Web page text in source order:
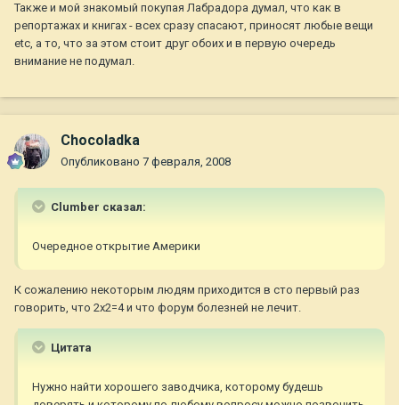
Также и мой знакомый покупая Лабрадора думал, что как в
репортажах и книгах - всех сразу спасают, приносят любые вещи
etc, а то, что за этом стоит друг обоих и в первую очередь
внимание не подумал.
Chocoladka
Опубликовано 7 февраля, 2008
Clumber сказал:
Очередное открытие Америки
К сожалению некоторым людям приходится в сто первый раз
говорить, что 2х2=4 и что форум болезней не лечит.
Цитата
Нужно найти хорошего заводчика, которому будешь